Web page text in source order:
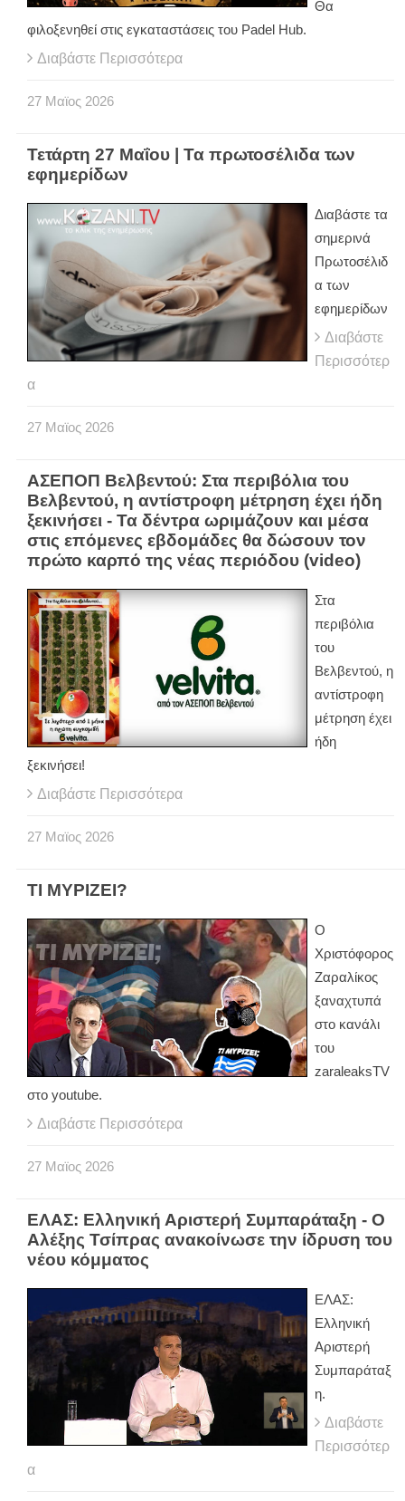
Θα
φιλοξενηθεί στις εγκαταστάσεις του Padel Hub.
Διαβάστε Περισσότερα
27 Μαϊος 2026
Τετάρτη 27 Μαΐου | Τα πρωτοσέλιδα των
εφημερίδων
Διαβάστε τα
σημερινά
Πρωτοσέλιδ
α των
εφημερίδων
Διαβάστε
Περισσότερ
α
27 Μαϊος 2026
ΑΣΕΠΟΠ Βελβεντού: Στα περιβόλια του
Βελβεντού, η αντίστροφη μέτρηση έχει ήδη
ξεκινήσει - Τα δέντρα ωριμάζουν και μέσα
στις επόμενες εβδομάδες θα δώσουν τον
πρώτο καρπό της νέας περιόδου (video)
Στα
περιβόλια
του
Βελβεντού, η
αντίστροφη
μέτρηση έχει
ήδη
ξεκινήσει!
Διαβάστε Περισσότερα
27 Μαϊος 2026
ΤΙ ΜΥΡΙΖΕΙ?
Ο
Χριστόφορος
Ζαραλίκος
ξαναχτυπά
στο κανάλι
του
zaraleaksTV
στο youtube.
Διαβάστε Περισσότερα
27 Μαϊος 2026
ΕΛΑΣ: Ελληνική Αριστερή Συμπαράταξη - Ο
Αλέξης Τσίπρας ανακοίνωσε την ίδρυση του
νέου κόμματος
ΕΛΑΣ:
Ελληνική
Αριστερή
Συμπαράταξ
η.
Διαβάστε
Περισσότερ
α